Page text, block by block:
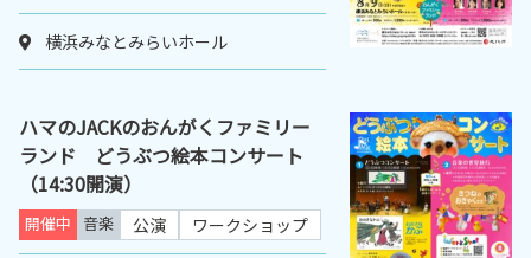
横浜みなとみらいホール
ハマのJACKのおんがくファミリー
ランド どうぶつ絵本コンサート
（14:30開演）
開催中 音楽 公演 ワークショップ